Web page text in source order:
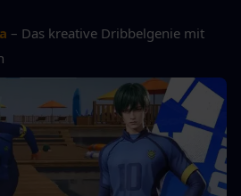
– Das kreative Dribbelgenie mit